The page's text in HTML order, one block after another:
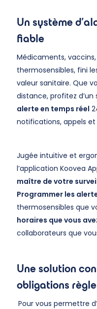
Un système
fiable
Médicaments,
thermosensibles, fini
valeur sanitaire. Que
distance, profitez
alerte en temps réel
notifications, appels et
Jugée intuitive et
l’application Koovea
maître de votre
Programmer les
thermosensibles que
horaires que vous
collaborateurs que
Une solution
obligations
Pour vous permettre